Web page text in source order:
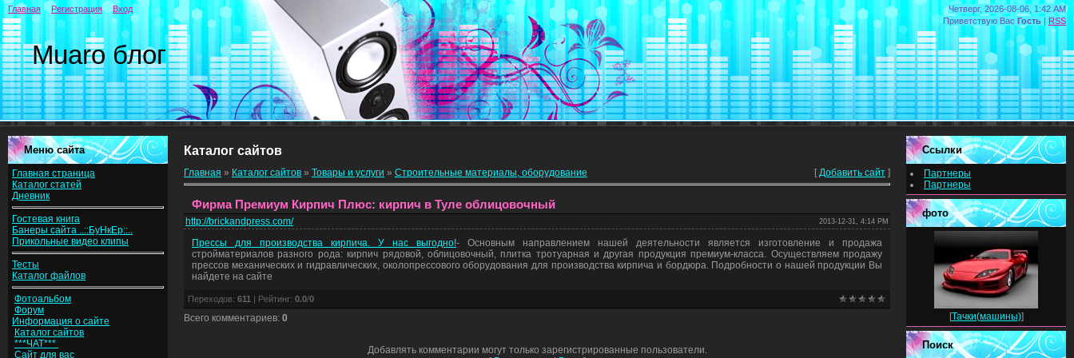
Четверг, 2026-08-06, 1:42 AM
Приветствую Вас Гость | RSS
Muaro блог
Главная Регистрация Вход
Меню сайта
Главная страница
Каталог статей
Дневник
Гостевая книга
Банеры сайта ..::БуНкЕр::..
Прикольные видео клипы
Тесты
Каталог файлов
Фотоальбом
Форум
Информация о сайте
Каталог сайтов
***ЧАТ***
Сайт для вас
Каталог сайтов
Главная » Каталог сайтов » Товары и услуги » Строительные материалы, оборудование [ Добавить сайт ]
Фирма Премиум Кирпич Плюс: кирпич в Туле облицовочный
http://brickandpress.com/ 2013-12-31, 4:14 PM
Прессы для производства кирпича. У нас выгодно!- Основным направлением нашей деятельности является изготовление и продажа
стройматериалов разного рода: кирпич рядовой, облицовочный, плитка тротуарная и другая продукция премиум-класса. Осуществляем продажу
прессов механических и гидравлических, околопрессового оборудования для производства кирпича и бордюра. Подробности о нашей продукции Вы
найдете на сайте
Переходов: 611 | Рейтинг: 0.0/0
Всего комментариев: 0
Добавлять комментарии могут только зарегистрированные пользователи.
Ссылки
Партнеры
Партнеры
фото
[Тачки(машины)]
Поиск